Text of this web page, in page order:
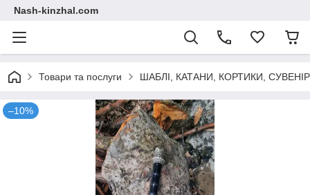
Nash-kinzhal.com
Товари та послуги ШАБЛІ, КАТАНИ, КОРТИКИ,
–10%